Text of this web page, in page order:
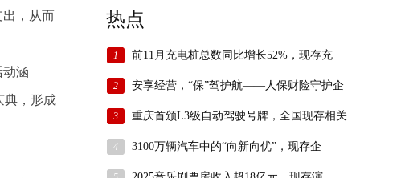
出，从而
涵
典，形成
V27
热点
1 前11月充电桩总数同比增长52%，现存充
2 安享经营，“保”驾护航——人保财险守护企
3 重庆首颁L3级自动驾驶号牌，全国现存相关
4 3100万辆汽车中的“向新向优”，现存企